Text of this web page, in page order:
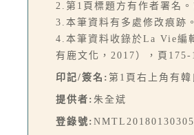
2.第1頁標題方有作者署名
3.本筆資料有多處修改痕跡。
4.本筆資料收錄於La Vie編
有鹿文化，2017），頁175-
印記/簽名: 第1頁右上角有韓
提供者: 朱全斌
登錄號: NMTL20180130305